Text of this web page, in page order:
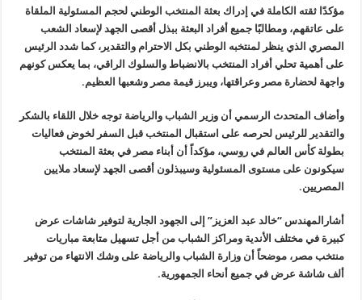
مؤكدًا ثقته الكاملة في إدراك بعثة المنتخب الوطني لحجم المسئولية الملقاة
على عاتقهم، ومطالبًا جميع أفراد البعثة ببذل أقصى الجهد لإسعاد الشعب
المصري الذي ينظر لمنتخبه الوطني بكل الاحترام والتقدير، كما شدد الرئيس
على أهمية تحلي أفراد المنتخب بالانضباط والسلوك الراقي، بما يعكس كونهم
واجهة لحضارة مصر وعراقتها، ويبرز قيمة مصر وشعبها العظيم.
وأضاف المتحدث الرسمي أن وزير الشباب والرياضة توجه خلال اللقاء بالشكر
والتقدير للرئيس لحرصه على استقبال المنتخب قبل السفر لخوض فعاليات
بطولة كأس العالم في روسي، مؤكداً أن أبناء مصر في بعثة المنتخب
سيكونون على مستوى المسئولية وسيبذلون أقصى الجهد لإسعاد ملايين
المصريين.
أشارالمهندس “خالد عبد العزيز” إلى الجهود الجارية لتوفير شاشات عرض
كبيرة في مختلف الأندية ومراكز الشباب من أجل تسهيل متابعة مباريات
منتخب مصر، موضحاً أن وزارة الشباب والرياضة على وشك الانتهاء من توفير
ألف شاشة عرض في جميع أنحاء الجمهورية.